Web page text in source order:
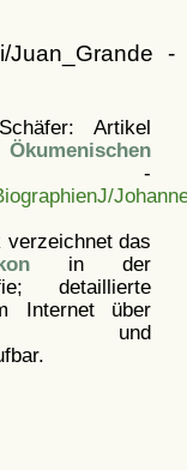
Juan_Grande -
Artikel
Ökumenischen
verzeichnet das
in der
detaillierte
Internet über